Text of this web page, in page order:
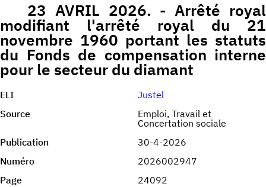
23 AVRIL 2026. - Arrêté royal
modifiant l'arrêté royal du 21
novembre 1960 portant les statuts
du Fonds de compensation interne
pour le secteur du diamant
ELI
Justel
Source
Emploi, Travail et
Concertation sociale
Publication
30-4-2026
Numéro
2026002947
Page
24092